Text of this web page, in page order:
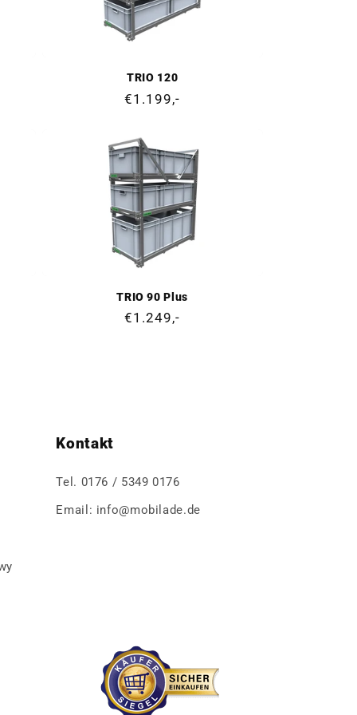
TRIO 120
Cena
€1.199,-
TRIO 90 Plus
Cena
€1.249,-
Kontakt
Tel. 0176 / 5349 0176
Email: info@mobilade.de